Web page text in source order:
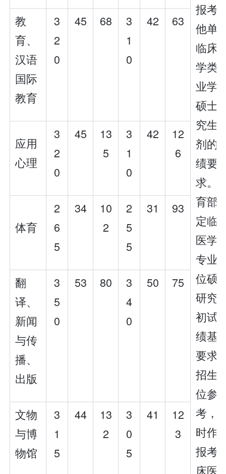
报考
他单
临床
学类
业学
硕士
究生
剂的
绩要
求。
育部
定临
医学
专业
位硕
研究
初试
绩基
要求
招生
位参
考，
时作
报考
床医
教
育、
汉语
国际
教育
3
2
0
45 68
3
1
0
42 63
应用
心理
3
2
0
45
13
5
3
1
0
42
12
6
体育
2
6
5
34
10
2
2
5
5
31 93
翻
译、
新闻
与传
播、
出版
3
5
0
53 80
3
4
0
50 75
文物
与博
物馆
3
1
5
44
13
2
3
0
5
41
12
3